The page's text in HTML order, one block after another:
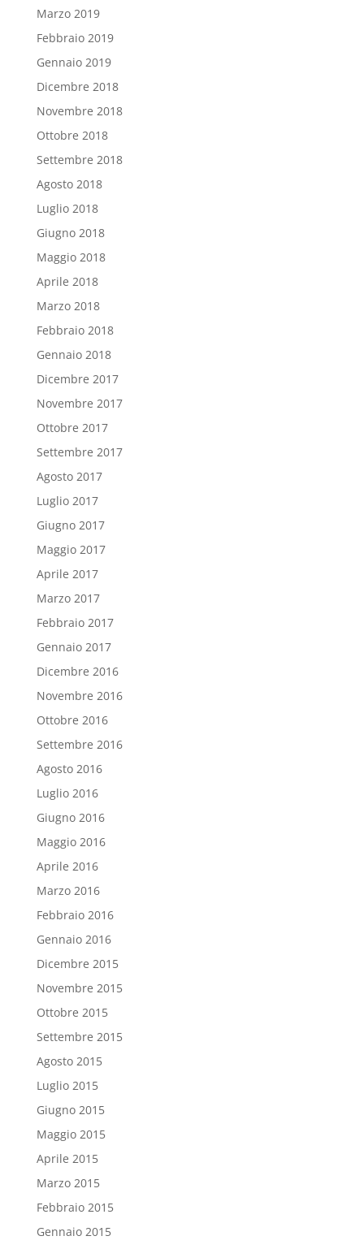
Marzo 2019
Febbraio 2019
Gennaio 2019
Dicembre 2018
Novembre 2018
Ottobre 2018
Settembre 2018
Agosto 2018
Luglio 2018
Giugno 2018
Maggio 2018
Aprile 2018
Marzo 2018
Febbraio 2018
Gennaio 2018
Dicembre 2017
Novembre 2017
Ottobre 2017
Settembre 2017
Agosto 2017
Luglio 2017
Giugno 2017
Maggio 2017
Aprile 2017
Marzo 2017
Febbraio 2017
Gennaio 2017
Dicembre 2016
Novembre 2016
Ottobre 2016
Settembre 2016
Agosto 2016
Luglio 2016
Giugno 2016
Maggio 2016
Aprile 2016
Marzo 2016
Febbraio 2016
Gennaio 2016
Dicembre 2015
Novembre 2015
Ottobre 2015
Settembre 2015
Agosto 2015
Luglio 2015
Giugno 2015
Maggio 2015
Aprile 2015
Marzo 2015
Febbraio 2015
Gennaio 2015